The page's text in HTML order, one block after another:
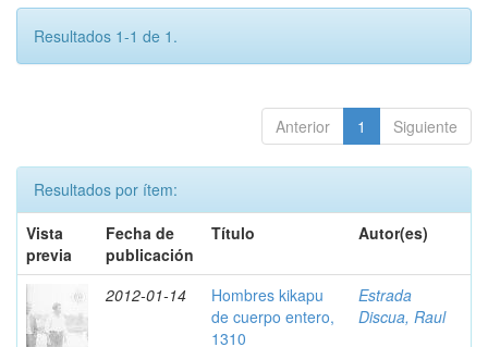
Resultados 1-1 de 1.
Anterior 1 Siguiente
Resultados por ítem:
Vista
previa
Fecha de
publicación
Título Autor(es)
2012-01-14
Hombres kikapu
de cuerpo entero,
1310
Estrada
Discua, Raul